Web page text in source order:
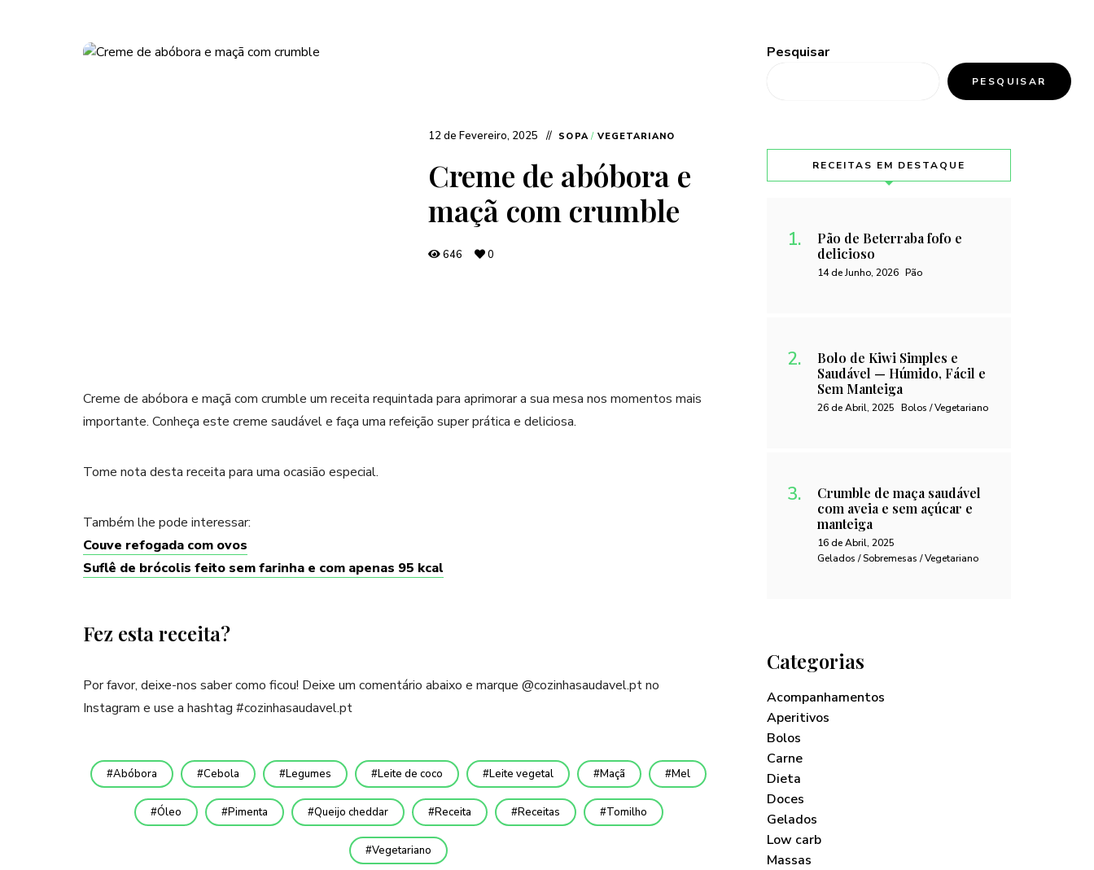
12 de Fevereiro, 2025 SOPA/ VEGETARIANO
Creme de abóbora e
maçã com crumble
646 0
Creme de abóbora e maçã com crumble um receita requintada para aprimorar a sua mesa nos momentos mais
importante. Conheça este creme saudável e faça uma refeição super prática e deliciosa.
Tome nota desta receita para uma ocasião especial.
Também lhe pode interessar:
Couve refogada com ovos
Suflê de brócolis feito sem farinha e com apenas 95 kcal
Fez esta receita?
Por favor, deixe-nos saber como ficou! Deixe um comentário abaixo e marque @cozinhasaudavel.pt no
Instagram e use a hashtag #cozinhasaudavel.pt
Abóbora Cebola Legumes Leite de coco Leite vegetal Maçã Mel
Óleo Pimenta Queijo cheddar Receita Receitas Tomilho
Vegetariano
Pesquisar
PESQUISAR
RECEITAS EM DESTAQUE
Pão de Beterraba fofo e
delicioso
14 de Junho, 2026 Pão
Bolo de Kiwi Simples e
Saudável — Húmido, Fácil e
Sem Manteiga
26 de Abril, 2025 Bolos / Vegetariano
Crumble de maça saudável
com aveia e sem açúcar e
manteiga
16 de Abril, 2025
Gelados / Sobremesas / Vegetariano
Categorias
Acompanhamentos
Aperitivos
Bolos
Carne
Dieta
Doces
Gelados
Low carb
Massas